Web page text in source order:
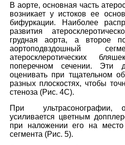
В аорте, основная часть
возникает у истоков ее
бифуркации. Наиболее
развития
грудная аорта, а второе
аортоподвздошный
атеросклеротических
поперечном сечении. Эти
оценивать при тщательном
разных плоскостях, чтобы
стеноза (Рис. 4C).
При ультрасонографии,
усиливается цветным
при наложении его на
сегмента (Рис. 5).